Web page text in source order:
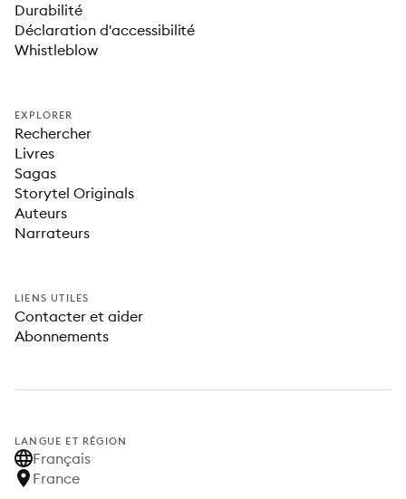
Durabilité
Déclaration d'accessibilité
Whistleblow
EXPLORER
Rechercher
Livres
Sagas
Storytel Originals
Auteurs
Narrateurs
LIENS UTILES
Contacter et aider
Abonnements
LANGUE ET RÉGION
Français
France